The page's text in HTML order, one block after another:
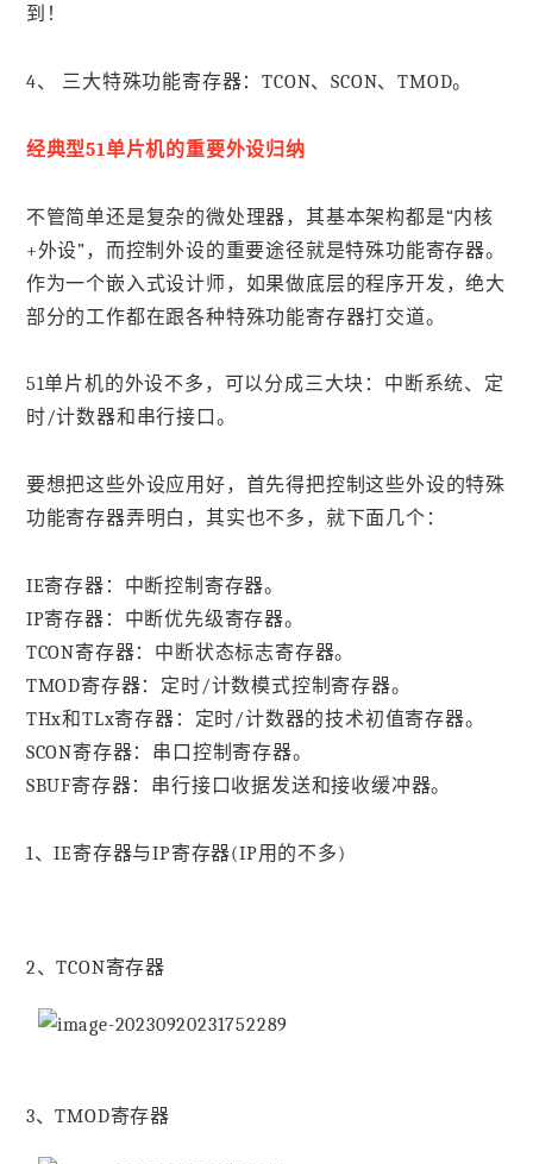
到！
4、 三大特殊功能寄存器：TCON、SCON、TMOD。
经典型51单片机的重要外设归纳
不管简单还是复杂的微处理器，其基本架构都是“内核
+外设”，而控制外设的重要途径就是特殊功能寄存器。
作为一个嵌入式设计师，如果做底层的程序开发，绝大
部分的工作都在跟各种特殊功能寄存器打交道。
51单片机的外设不多，可以分成三大块：中断系统、定
时/计数器和串行接口。
要想把这些外设应用好，首先得把控制这些外设的特殊
功能寄存器弄明白，其实也不多，就下面几个：
IE寄存器：中断控制寄存器。
IP寄存器：中断优先级寄存器。
TCON寄存器：中断状态标志寄存器。
TMOD寄存器：定时/计数模式控制寄存器。
THx和TLx寄存器：定时/计数器的技术初值寄存器。
SCON寄存器：串口控制寄存器。
SBUF寄存器：串行接口收据发送和接收缓冲器。
1、IE寄存器与IP寄存器(IP用的不多)
2、TCON寄存器
3、TMOD寄存器